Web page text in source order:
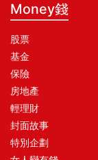
Money錢
股票
基金
保險
房地產
輕理財
封面故事
特別企劃